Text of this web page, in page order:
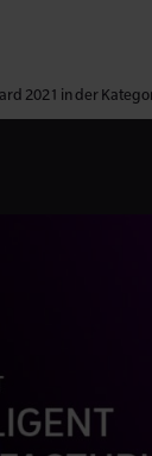
2021 in der